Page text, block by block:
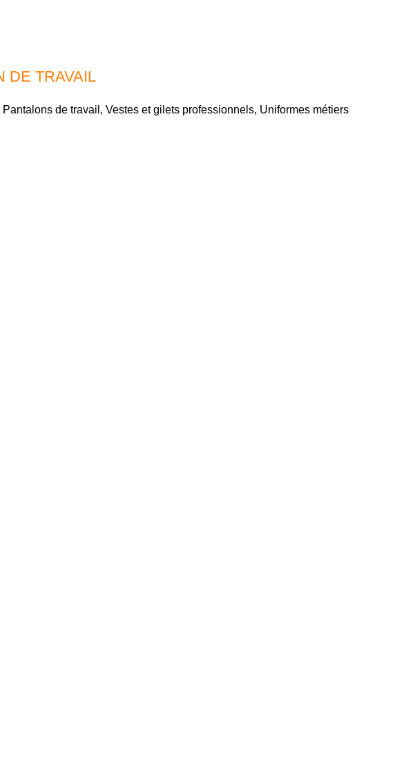
DE TRAVAIL
Pantalons de travail , Vestes et gilets professionnels, Uniformes métiers